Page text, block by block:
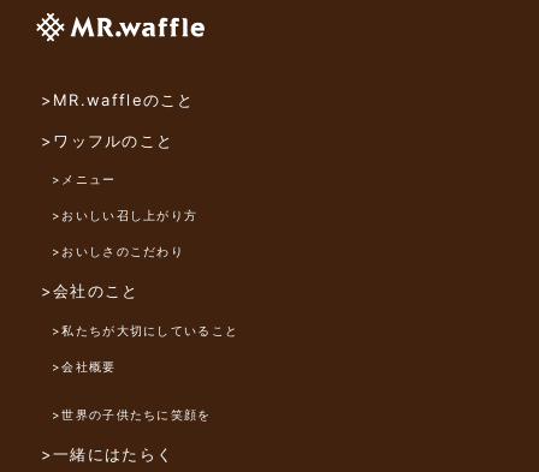
>MR.waffleのこと
>ワッフルのこと
>メニュー
>おいしい召し上がり方
>おいしさのこだわり
>会社のこと
>私たちが大切にしていること
>会社概要
>世界の子供たちに笑顔を
>一緒にはたらく